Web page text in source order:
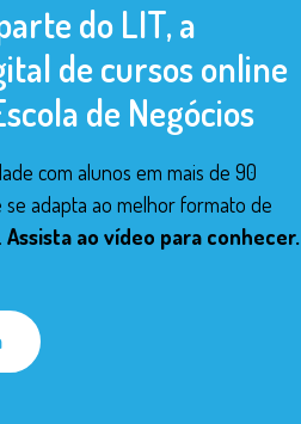
do LIT, a
de cursos online
de Negócios
com alunos em mais de 90
adapta ao melhor formato de
Assista ao vídeo para conhecer.